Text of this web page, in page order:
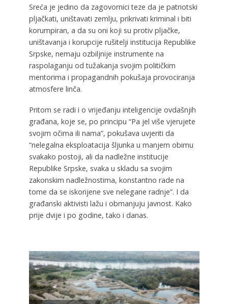
Sreća je jedino da zagovornici teze da je patriotski
pljačkati, uništavati zemlju, prikrivati kriminal i biti
korumpiran, a da su oni koji su protiv pljačke,
uništavanja i korupcije rušitelji institucija Republike
Srpske, nemaju ozbiljnije instrumente na
raspolaganju od tužakanja svojim političkim
mentorima i propagandnih pokušaja provociranja
atmosfere linča.
Pritom se radi i o vrijeđanju inteligencije ovdašnjih
građana, koje se, po principu “Pa jel više vjerujete
svojim očima ili nama”, pokušava uvjeriti da
“nelegalna eksploatacija šljunka u manjem obimu
svakako postoji, ali da nadležne institucije
Republike Srpske, svaka u skladu sa svojim
zakonskim nadležnostima, konstantno rade na
tome da se iskorijene sve nelegane radnje”. I da
građanski aktivisti lažu i obmanjuju javnost. Kako
prije dvije i po godine, tako i danas.